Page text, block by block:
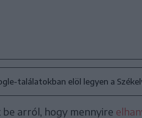
találatokban elöl legyen a
arról, hogy mennyire